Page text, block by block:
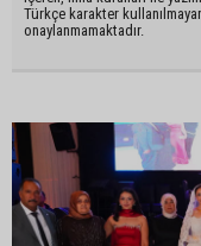
Türkçe karakter
onaylanmamaktadır.